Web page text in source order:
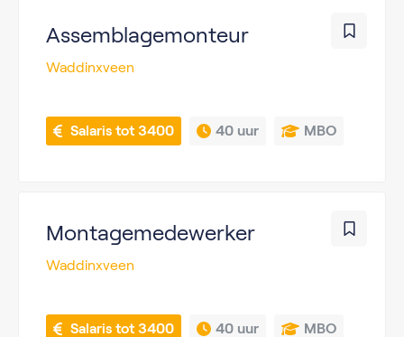
Assemblagemonteur
Waddinxveen
Salaris tot 3400 40 uur MBO
Montagemedewerker
Waddinxveen
Salaris tot 3400 40 uur MBO